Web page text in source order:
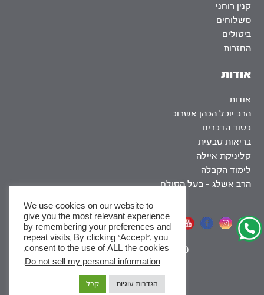
אודות
אודות
הרב יובל הכהן אשרוב
בסוד הדברים
בריאות טבעית
קליניקת איילה
לימוד הקבלה
הרב אשלג – בעל הסולם
קנין רוחני
משלוחים
ביטולים
החזרות
אתר שומר שבת
SEO
|
We use cookies on our website to
give you the most relevant experience
by remembering your preferences and
repeat visits. By clicking “Accept”, you
consent to the use of ALL the cookies.
Do not sell my personal information
.
הגדרות עוגיות קבל
x